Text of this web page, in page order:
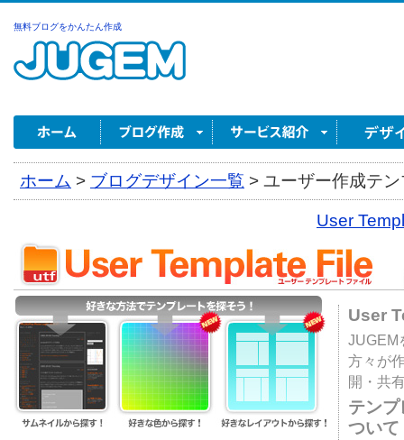
無料ブログをかんたん作成
ホーム > ブログデザイン一覧 > ユーザー作成テ
User
User
JUGEM
方々が
開・共
テン
ついて